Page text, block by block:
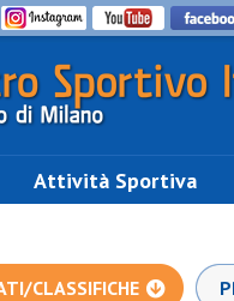
Attività Sportiva
CLASSIFICHE